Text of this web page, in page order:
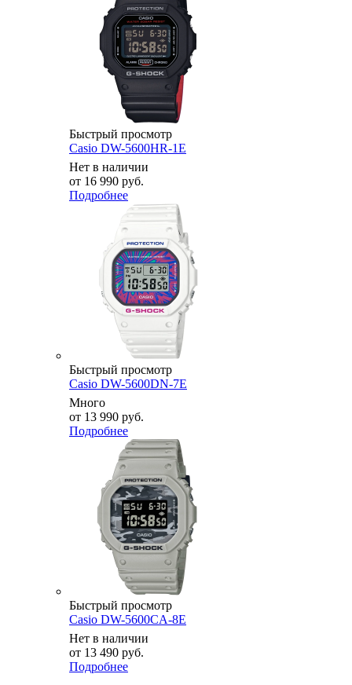
Быстрый просмотр
Casio DW-5600HR-1E
Нет в наличии
от 16 990 руб.
Подробнее
Быстрый просмотр
Casio DW-5600DN-7E
Много
от 13 990 руб.
Подробнее
Быстрый просмотр
Casio DW-5600CA-8E
Нет в наличии
от 13 490 руб.
Подробнее